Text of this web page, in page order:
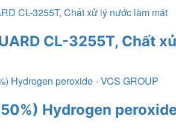
CL-3255T, Chất
Hydrogen peroxide